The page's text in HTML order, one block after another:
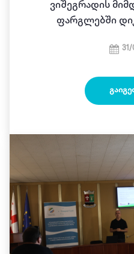
Ვიშეგრადის
Ფარგლებში
31/